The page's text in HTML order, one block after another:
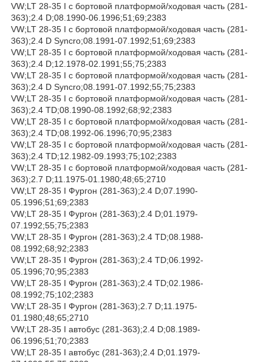
VW;LT 28-35 I c бортовой платформой/ходовая часть (281-
363);2.4 D;08.1990-06.1996;51;69;2383
VW;LT 28-35 I c бортовой платформой/ходовая часть (281-
363);2.4 D Syncro;08.1991-07.1992;51;69;2383
VW;LT 28-35 I c бортовой платформой/ходовая часть (281-
363);2.4 D;12.1978-02.1991;55;75;2383
VW;LT 28-35 I c бортовой платформой/ходовая часть (281-
363);2.4 D Syncro;08.1991-07.1992;55;75;2383
VW;LT 28-35 I c бортовой платформой/ходовая часть (281-
363);2.4 TD;08.1990-08.1992;68;92;2383
VW;LT 28-35 I c бортовой платформой/ходовая часть (281-
363);2.4 TD;08.1992-06.1996;70;95;2383
VW;LT 28-35 I c бортовой платформой/ходовая часть (281-
363);2.4 TD;12.1982-09.1993;75;102;2383
VW;LT 28-35 I c бортовой платформой/ходовая часть (281-
363);2.7 D;11.1975-01.1980;48;65;2710
VW;LT 28-35 I Фургон (281-363);2.4 D;07.1990-
05.1996;51;69;2383
VW;LT 28-35 I Фургон (281-363);2.4 D;01.1979-
07.1992;55;75;2383
VW;LT 28-35 I Фургон (281-363);2.4 TD;08.1988-
08.1992;68;92;2383
VW;LT 28-35 I Фургон (281-363);2.4 TD;06.1992-
05.1996;70;95;2383
VW;LT 28-35 I Фургон (281-363);2.4 TD;02.1986-
08.1992;75;102;2383
VW;LT 28-35 I Фургон (281-363);2.7 D;11.1975-
01.1980;48;65;2710
VW;LT 28-35 I автобус (281-363);2.4 D;08.1989-
06.1996;51;70;2383
VW;LT 28-35 I автобус (281-363);2.4 D;01.1979-